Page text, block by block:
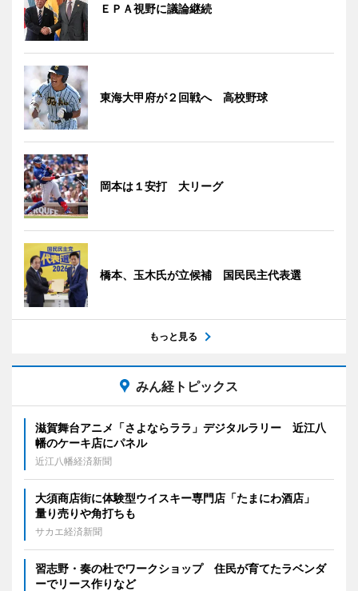
ＥＰＡ視野に議論継続
東海大甲府が２回戦へ 高校野球
岡本は１安打 大リーグ
橋本、玉木氏が立候補 国民民主代表選
もっと見る
みん経トピックス
滋賀舞台アニメ「さよならララ」デジタルラリー 近江八
幡のケーキ店にパネル
近江八幡経済新聞
大須商店街に体験型ウイスキー専門店「たまにわ酒店」
量り売りや角打ちも
サカエ経済新聞
習志野・奏の杜でワークショップ 住民が育てたラベンダ
ーでリース作りなど